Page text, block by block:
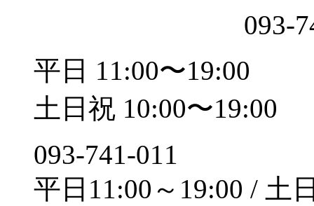
093-
平日 11:00〜19:00
土日祝 10:00〜19:00
093-741-011
平日11:00～19:00 / 土